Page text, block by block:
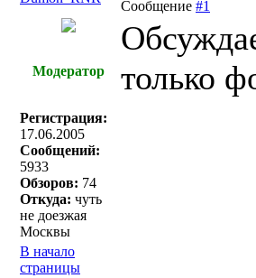
Сообщение #1
Модератор
Регистрация:
17.06.2005
Сообщений:
5933
Обзоров: 74
Откуда: чуть
не доезжая
Москвы
только
В начало
страницы